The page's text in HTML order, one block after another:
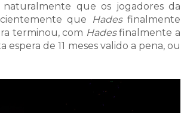
que os jogadores da
que
Hadesfinalmente
terminou, com Hadesfinalmente a
de 11 meses valido a pena, ou